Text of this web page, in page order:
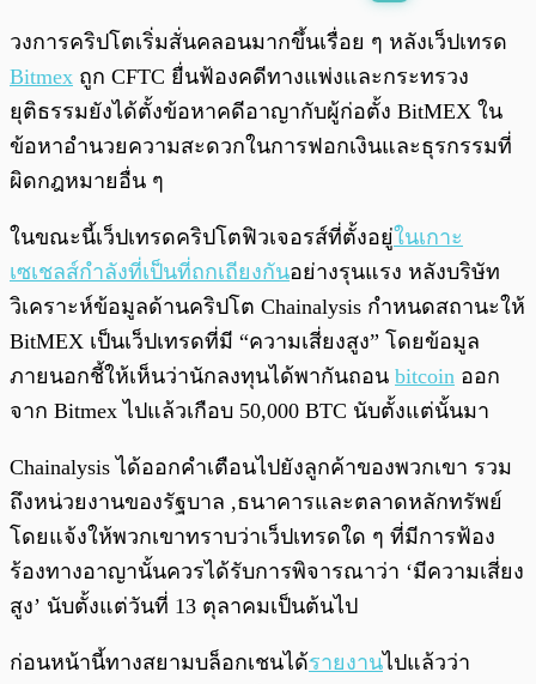
พร้อมเล่น 0:00 /
วงการคริปโตเริ่มสั่นคลอนมากขึ้นเรื่อย ๆ หลังเว็ปเทรด
Bitmex ถูก CFTC ยื่นฟ้องคดีทางแพ่งและกระทรวง
ยุติธรรมยังได้ตั้งข้อหาคดีอาญากับผู้ก่อตั้ง BitMEX ใน
ข้อหาอำนวยความสะดวกในการฟอกเงินและธุรกรรมที่
ผิดกฎหมายอื่น ๆ
ในขณะนี้เว็ปเทรดคริปโตฟิวเจอรส์ที่ตั้งอยู่ในเกาะ
เซเชลส์กำลังที่เป็นที่ถกเถียงกันอย่างรุนแรง หลังบริษัท
วิเคราะห์ข้อมูลด้านคริปโต Chainalysis กำหนดสถานะให้
BitMEX เป็นเว็ปเทรดที่มี “ความเสี่ยงสูง” โดยข้อมูล
ภายนอกชี้ให้เห็นว่านักลงทุนได้พากันถอน bitcoin ออก
จาก Bitmex ไปแล้วเกือบ 50,000 BTC นับตั้งแต่นั้นมา
Chainalysis ได้ออกคำเตือนไปยังลูกค้าของพวกเขา รวม
ถึงหน่วยงานของรัฐบาล ,ธนาคารและตลาดหลักทรัพย์
โดยแจ้งให้พวกเขาทราบว่าเว็ปเทรดใด ๆ ที่มีการฟ้อง
ร้องทางอาญานั้นควรได้รับการพิจารณาว่า ‘มีความเสี่ยง
สูง’ นับตั้งแต่วันที่ 13 ตุลาคมเป็นต้นไป
ก่อนหน้านี้ทางสยามบล็อกเชนได้รายงานไปแล้วว่า